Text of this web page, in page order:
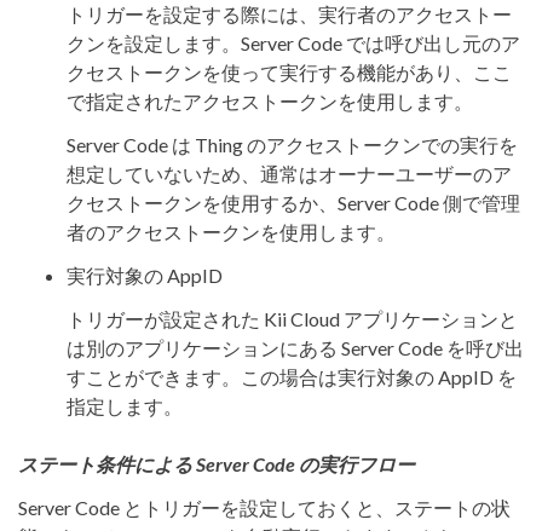
トリガーを設定する際には、実行者のアクセストー
クンを設定します。Server Code では呼び出し元のア
クセストークンを使って実行する機能があり、ここ
で指定されたアクセストークンを使用します。
Server Code は Thing のアクセストークンでの実行を
想定していないため、通常はオーナーユーザーのア
クセストークンを使用するか、Server Code 側で管理
者のアクセストークンを使用します。
実行対象の AppID
トリガーが設定された Kii Cloud アプリケーションと
は別のアプリケーションにある Server Code を呼び出
すことができます。この場合は実行対象の AppID を
指定します。
ステート条件による Server Code の実行フロー
Server Code とトリガーを設定しておくと、ステートの状